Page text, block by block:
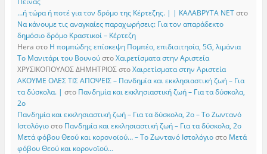
…ή τώρα ή ποτέ για τον δρόμο της Κέρτεζης. | | ΚΑΛΑΒΡΥΤΑ ΝΕΤστο
Να κάνουμε τις αναγκαίες παραχωρήσεις: Για τον απαράδεκτο
δημόσιο δρόμο Κραστικοί – Κέρτεζη
Hera στο Η πομπώδης επίσκεψη Πομπέο, επιδιαιτησία, 5G, λιμάνια
Το Μανιτάρι του ΒουνούστοΧαιρετίσματα στην Αριστεία
ΧΡΥΣΙΚΟΠΟΥΛΟΣ ΔΗΜΗΤΡΙΟΣστοΧαιρετίσματα στην Αριστεία
ΑΚΟΥΜΕ ΟΛΕΣ ΤΙΣ ΑΠΟΨΕΙΣ – Πανδημία και εκκλησιαστική ζωή – Για
τα δύσκολα. | στο Πανδημία και εκκλησιαστική ζωή – Για τα δύσκολα,
2ο
Πανδημία και εκκλησιαστική ζωή – Για τα δύσκολα, 2ο – Το Zωντανό
Iστολόγιοστο Πανδημία και εκκλησιαστική ζωή – Για τα δύσκολα, 2ο
Μετά φόβου Θεού και κορονοϊού… – Το Zωντανό Iστολόγιοστο Μετά
φόβου Θεού και κορονοϊού…